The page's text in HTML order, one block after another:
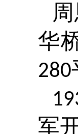
华
280
军